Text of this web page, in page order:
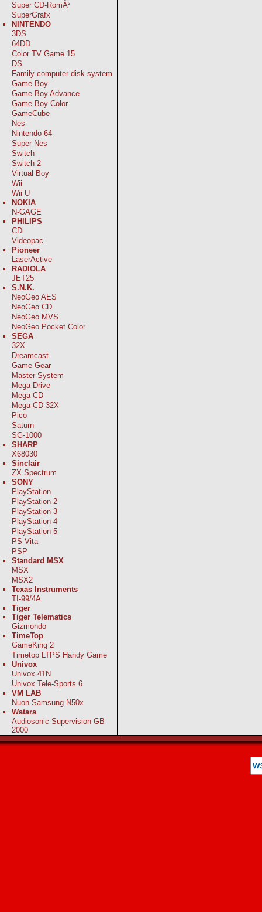
Super CD-RomÂ²
SuperGrafx
NINTENDO
3DS
64DD
Color TV Game 15
DS
Family computer disk system
Game Boy
Game Boy Advance
Game Boy Color
GameCube
Nes
Nintendo 64
Super Nes
Switch
Switch 2
Virtual Boy
Wii
Wii U
NOKIA
N-GAGE
PHILIPS
CDi
Videopac
Pioneer
LaserActive
RADIOLA
JET25
S.N.K.
NeoGeo AES
NeoGeo CD
NeoGeo MVS
NeoGeo Pocket Color
SEGA
32X
Dreamcast
Game Gear
Master System
Mega Drive
Mega-CD
Mega-CD 32X
Pico
Saturn
SG-1000
SHARP
X68030
Sinclair
ZX Spectrum
SONY
PlayStation
PlayStation 2
PlayStation 3
PlayStation 4
PlayStation 5
PS Vita
PSP
Standard MSX
MSX
MSX2
Texas Instruments
TI-99/4A
Tiger
Tiger Telematics
Gizmondo
TimeTop
GameKing 2
Timetop LTPS Handy Game
Univox
Univox 41N
Univox Tele-Sports 6
VM LAB
Nuon Samsung N50x
Watara
Audiosonic Supervision GB-
2000